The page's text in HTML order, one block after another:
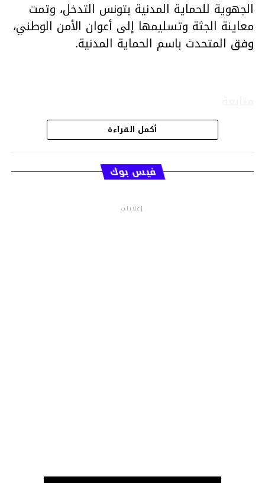
الجهوية للحماية المدنية بتونس التدخل، وتمت
معاينة الجثة وتسليمها إلى أعوان الأمن الوطني،
وفق المتحدث باسم الحماية المدنية.
قسم الاخبار
أكمل القراءة
فيس بوك
إعلانات